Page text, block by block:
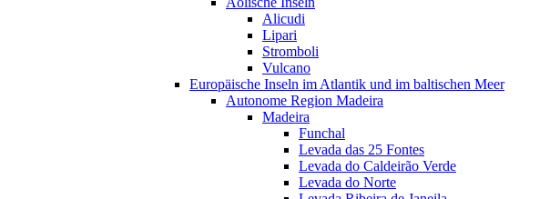
Alicudi
Lipari
Stromboli
Vulcano
Europäische Inseln im Atlantik und im baltischen Meer
Autonome Region Madeira
Madeira
Funchal
Levada das 25 Fontes
Levada do Caldeirão Verde
Levada do Norte